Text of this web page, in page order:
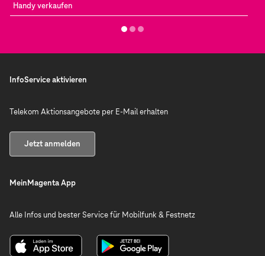
Handy verkaufen
InfoService aktivieren
Telekom Aktionsangebote per E-Mail erhalten
Jetzt anmelden
MeinMagenta App
Alle Infos und bester Service für Mobilfunk & Festnetz